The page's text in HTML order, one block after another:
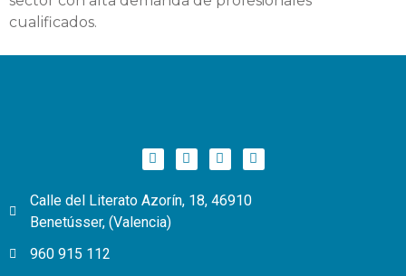
cualificados.
Calle del Literato Azorín, 18, 46910
Benetússer, (Valencia)
960 915 112